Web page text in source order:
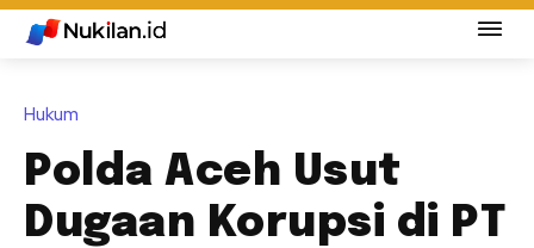
Hukum
Polda Aceh Usut
Dugaan Korupsi di PT